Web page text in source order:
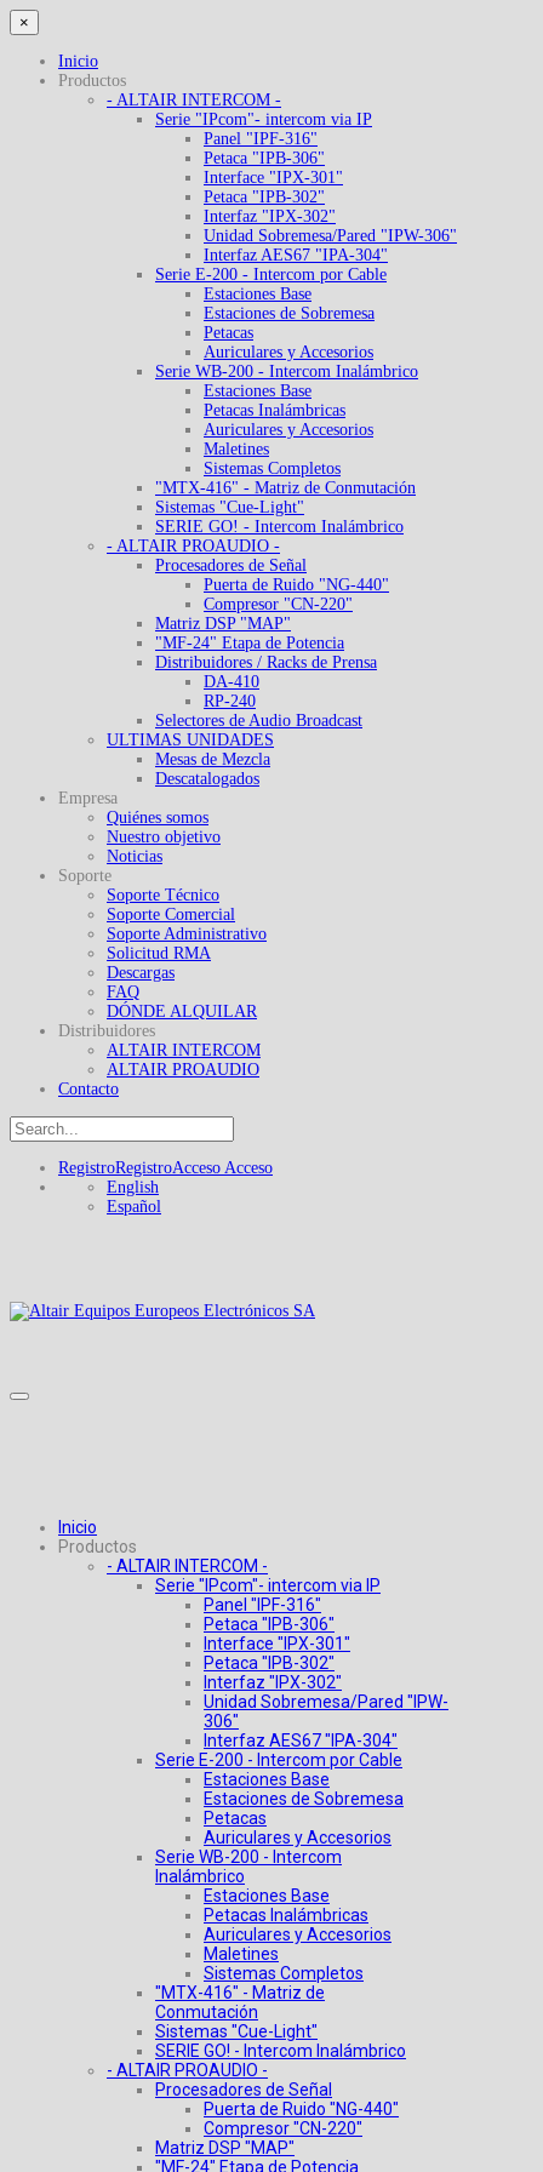
×
Inicio
Productos
- ALTAIR INTERCOM -
Serie "IPcom"- intercom via IP
Panel "IPF-316"
Petaca "IPB-306"
Interface "IPX-301"
Petaca "IPB-302"
Interfaz "IPX-302"
Unidad Sobremesa/Pared "IPW-306"
Interfaz AES67 "IPA-304"
Serie E-200 - Intercom por Cable
Estaciones Base
Estaciones de Sobremesa
Petacas
Auriculares y Accesorios
Serie WB-200 - Intercom Inalámbrico
Estaciones Base
Petacas Inalámbricas
Auriculares y Accesorios
Maletines
Sistemas Completos
"MTX-416" - Matriz de Conmutación
Sistemas "Cue-Light"
SERIE GO! - Intercom Inalámbrico
- ALTAIR PROAUDIO -
Procesadores de Señal
Puerta de Ruido "NG-440"
Compresor "CN-220"
Matriz DSP "MAP"
"MF-24" Etapa de Potencia
Distribuidores / Racks de Prensa
DA-410
RP-240
Selectores de Audio Broadcast
ULTIMAS UNIDADES
Mesas de Mezcla
Descatalogados
Empresa
Quiénes somos
Nuestro objetivo
Noticias
Soporte
Soporte Técnico
Soporte Comercial
Soporte Administrativo
Solicitud RMA
Descargas
FAQ
DÓNDE ALQUILAR
Distribuidores
ALTAIR INTERCOM
ALTAIR PROAUDIO
Contacto
RegistroRegistroAcceso Acceso
English
Español
Inicio
Productos
- ALTAIR INTERCOM -
Serie "IPcom"- intercom via IP
Panel "IPF-316"
Petaca "IPB-306"
Interface "IPX-301"
Petaca "IPB-302"
Interfaz "IPX-302"
Unidad Sobremesa/Pared "IPW-
306"
Interfaz AES67 "IPA-304"
Serie E-200 - Intercom por Cable
Estaciones Base
Estaciones de Sobremesa
Petacas
Auriculares y Accesorios
Serie WB-200 - Intercom
Inalámbrico
Estaciones Base
Petacas Inalámbricas
Auriculares y Accesorios
Maletines
Sistemas Completos
"MTX-416" - Matriz de
Conmutación
Sistemas "Cue-Light"
SERIE GO! - Intercom Inalámbrico
- ALTAIR PROAUDIO -
Procesadores de Señal
Puerta de Ruido "NG-440"
Compresor "CN-220"
Matriz DSP "MAP"
"MF-24" Etapa de Potencia